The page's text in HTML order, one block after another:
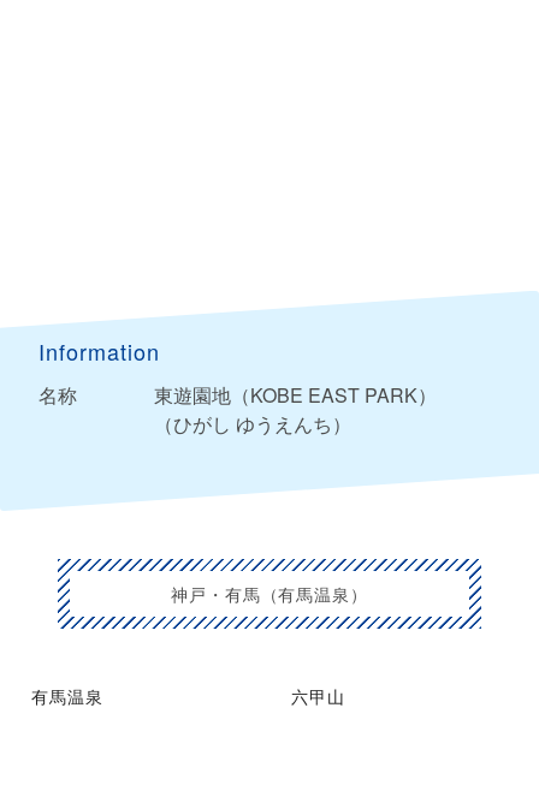
Information
名称
東遊園地（KOBE EAST PARK）
（ひがし ゆうえんち）
神戸・有馬（有馬温泉）
有馬温泉 六甲山